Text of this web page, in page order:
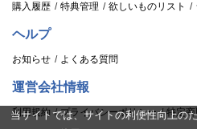
購入履歴 特典管理 欲しいものリスト
ヘルプ
お知らせ よくある質問
運営会社情報
利用規約 プライバシーポリシー 特定
当サイトでは、サイトの利便性向上の